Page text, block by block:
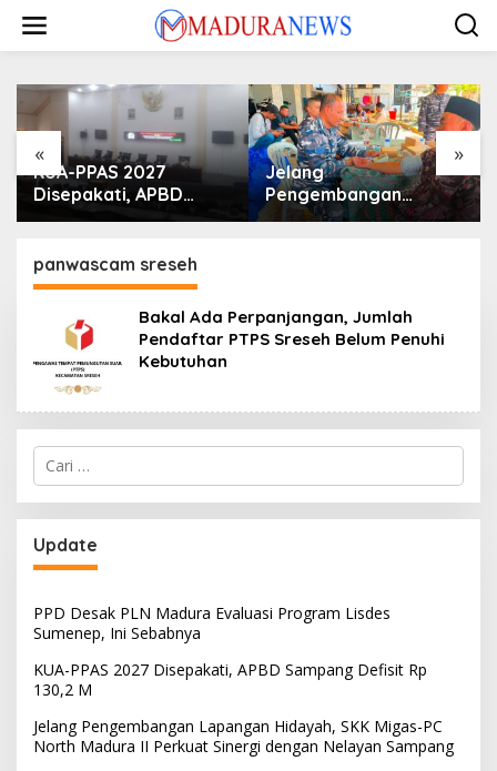
konten
« »
KUA-PPAS 2027
Disepakati, APBD
Sampang Defisit Rp
Jelang
Pengembangan
Lapangan Hidayah,
Nelayan Sampang
panwascam sreseh
Bakal Ada Perpanjangan, Jumlah
Pendaftar PTPS Sreseh Belum Penuhi
Kebutuhan
Cari
untuk:
Update
PPD Desak PLN Madura Evaluasi Program Lisdes
Sumenep, Ini Sebabnya
KUA-PPAS 2027 Disepakati, APBD Sampang Defisit Rp
130,2 M
Jelang Pengembangan Lapangan Hidayah, SKK Migas-PC
North Madura II Perkuat Sinergi dengan Nelayan Sampang